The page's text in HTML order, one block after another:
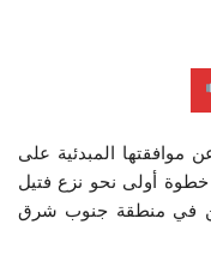
موافقتها المبدئية على
خطوة أولى نحو نزع فتيل
في منطقة جنوب شرق